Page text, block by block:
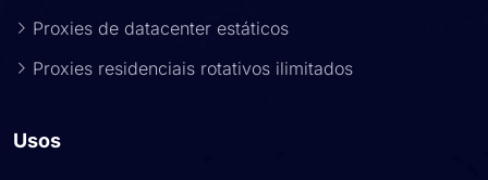
Proxies de datacenter estáticos
Proxies residenciais rotativos ilimitados
Usos